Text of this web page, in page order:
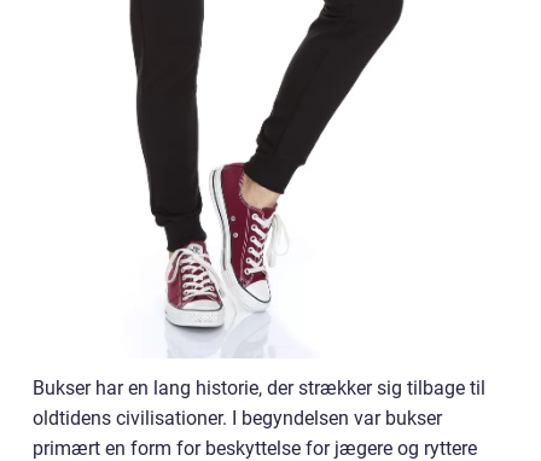
Bukser har en lang historie, der strækker sig tilbage til
oldtidens civilisationer. I begyndelsen var bukser
primært en form for beskyttelse for jægere og ryttere